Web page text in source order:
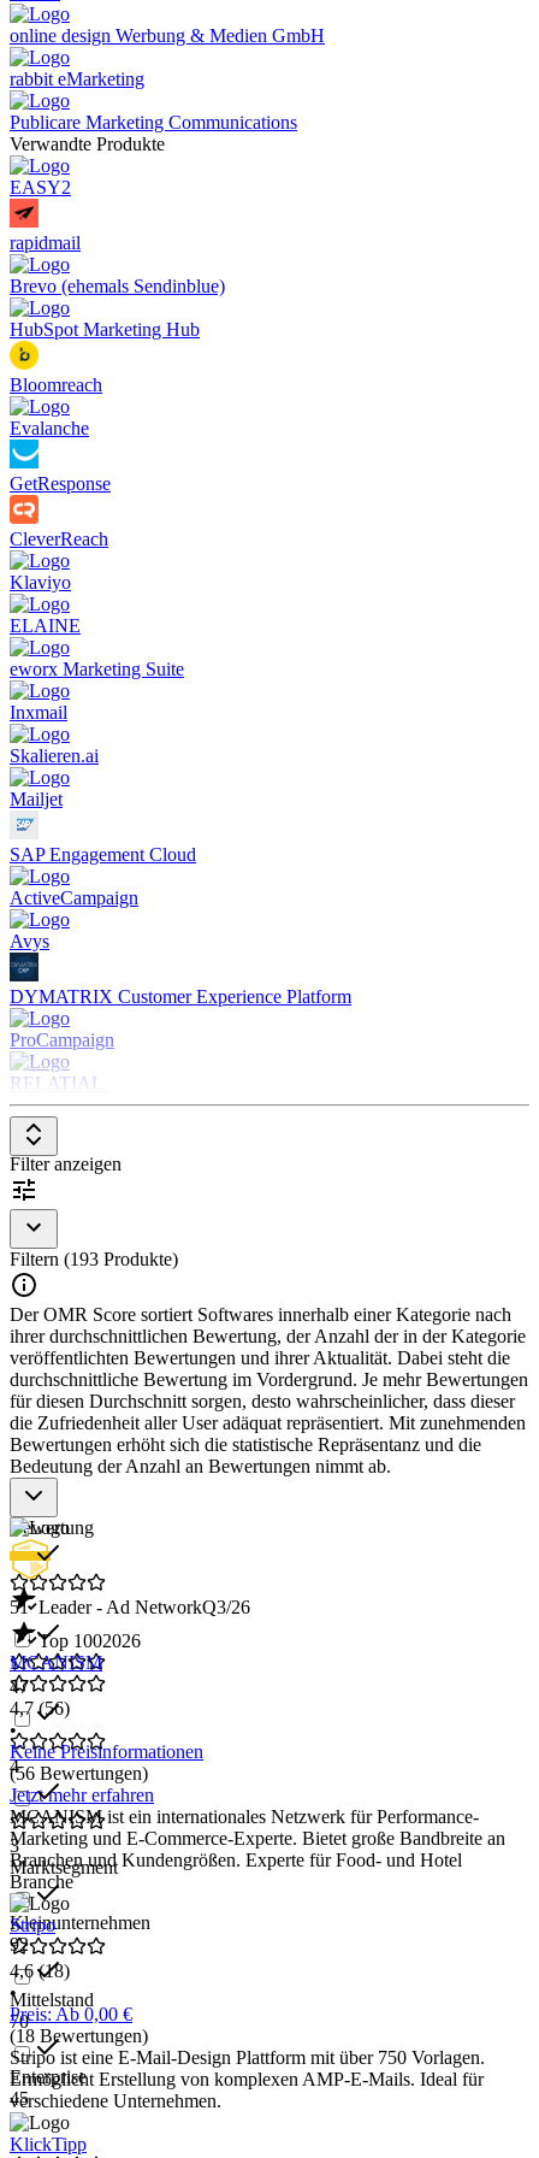
online design Werbung & Medien GmbH
rabbit eMarketing
Publicare Marketing Communications
Verwandte Produkte
EASY2
rapidmail
Brevo (ehemals Sendinblue)
HubSpot Marketing Hub
Bloomreach
Evalanche
GetResponse
CleverReach
Klaviyo
ELAINE
eworx Marketing Suite
Inxmail
Skalieren.ai
Mailjet
SAP Engagement Cloud
ActiveCampaign
Avys
DYMATRIX Customer Experience Platform
ProCampaign
RELATIAL_
Filter anzeigen
Filtern (193 Produkte)
Der OMR Score sortiert Softwares innerhalb einer Kategorie nach
ihrer durchschnittlichen Bewertung, der Anzahl der in der Kategorie
veröffentlichten Bewertungen und ihrer Aktualität. Dabei steht die
durchschnittliche Bewertung im Vordergrund. Je mehr Bewertungen
für diesen Durchschnitt sorgen, desto wahrscheinlicher, dass dieser
die Zufriedenheit aller User adäquat repräsentiert. Mit zunehmenden
Bewertungen erhöht sich die statistische Repräsentanz und die
Bedeutung der Anzahl an Bewertungen nimmt ab.
Bewertung
51
47
4
3
Marktsegment
Kleinunternehmen
92
Mittelstand
70
Enterprise
45
Leader - Ad NetworkQ3/26
Top 1002026
MCANISM
4,7(56)
•
Keine Preisinformationen
(56 Bewertungen)
Jetzt mehr erfahren
MCANISM ist ein internationales Netzwerk für Performance-
Marketing und E-Commerce-Experte. Bietet große Bandbreite an
Branchen und Kundengrößen. Experte für Food- und Hotel
Branche
Stripo
4,6(18)
•
Preis: Ab 0,00 €
(18 Bewertungen)
Stripo ist eine E-Mail-Design Plattform mit über 750 Vorlagen.
Ermöglicht Erstellung von komplexen AMP-E-Mails. Ideal für
verschiedene Unternehmen.
KlickTipp